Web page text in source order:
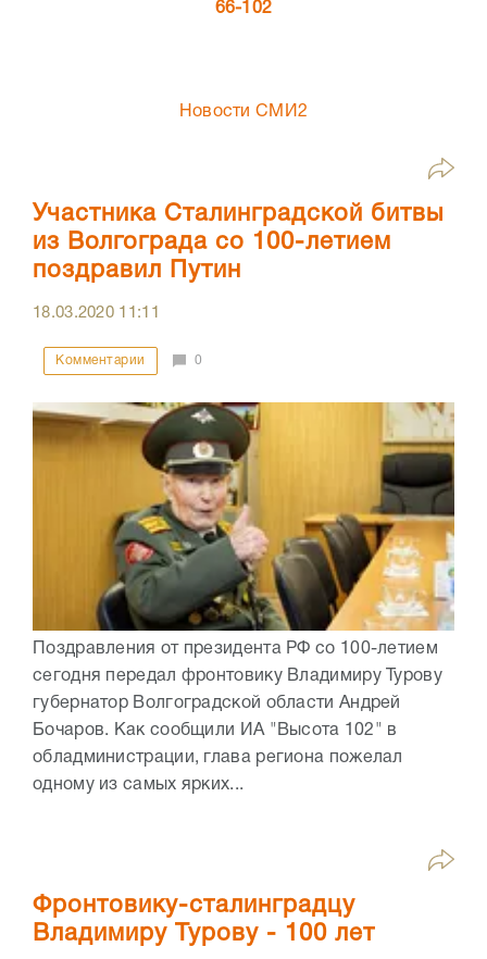
66-102
Новости СМИ2
Участника Сталинградской битвы
из Волгограда со 100-летием
поздравил Путин
18.03.2020 11:11
Комментарии 0
Поздравления от президента РФ со 100-летием
сегодня передал фронтовику Владимиру Турову
губернатор Волгоградской области Андрей
Бочаров. Как сообщили ИА "Высота 102" в
обладминистрации, глава региона пожелал
одному из самых ярких...
Фронтовику-сталинградцу
Владимиру Турову - 100 лет